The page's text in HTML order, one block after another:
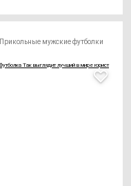
Прикольные мужские футболки